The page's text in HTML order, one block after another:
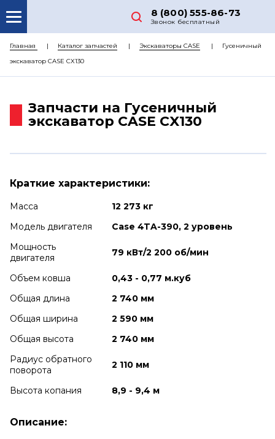
8 (800) 555-86-73
Звонок бесплатный
О НАС
ДОСТАВКА
Главная Каталог запчастей Экскаваторы CASE
Гусеничный
экскаватор CASE CX130
Запчасти на Гусеничный
экскаватор CASE CX130
Краткие характеристики:
Масса
12 273 кг
Модель двигателя
Case 4TA-390, 2 уровень
Мощность
двигателя
79 кВт/2 200 об/мин
Объем ковша
0,43 - 0,77 м.куб
Общая длина
2 740 мм
Общая ширина
2 590 мм
Общая высота
2 740 мм
Радиус обратного
поворота
2 110 мм
Высота копания 8,9 - 9,4 м
Описание: